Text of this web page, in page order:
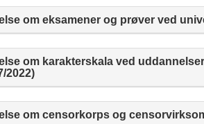
om eksamener og prøver ved
om karakterskala ved
2022)
om censorkorps og